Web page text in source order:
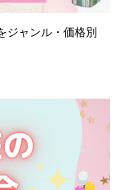
ジャンル・価格別